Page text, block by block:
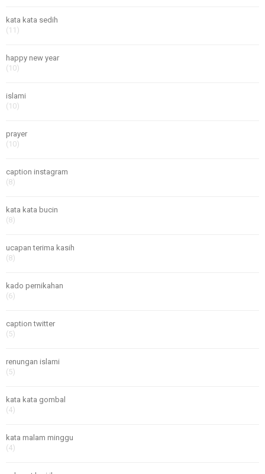
kata kata sedih
(11)
happy new year
(10)
islami
(10)
prayer
(10)
caption instagram
(8)
kata kata bucin
(8)
ucapan terima kasih
(8)
kado pernikahan
(6)
caption twitter
(5)
renungan islami
(5)
kata kata gombal
(4)
kata malam minggu
(4)